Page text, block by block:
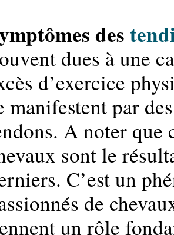
des
dues à une
d’exercice
manifestent par
A noter que
sont le
C’est un
de
un rôle